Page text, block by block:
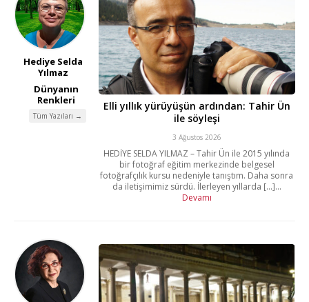
Hediye Selda
Yılmaz
Dünyanın
Renkleri
Tüm Yazıları →
Elli yıllık yürüyüşün ardından: Tahir Ün
ile söyleşi
3 Ağustos 2026
HEDİYE SELDA YILMAZ – Tahir Ün ile 2015 yılında
bir fotoğraf eğitim merkezinde belgesel
fotoğrafçılık kursu nedeniyle tanıştım. Daha sonra
da iletişimimiz sürdü. İlerleyen yıllarda [...]...
Devamı